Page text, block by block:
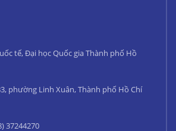
tế, Đại học Quốc gia Thành phố Hồ
phường Linh Xuân, Thành phố Hồ Chí
37244270